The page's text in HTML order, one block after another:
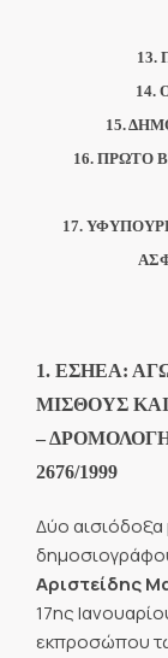
13.
14.
15.
16. ΠΡΩΤΟ
17.
1. ΕΣΗΕΑ:
ΜΙΣΘΟΥΣ
–
2676/1999
Δύο αισιόδοξα
Αριστείδης
17ης
εκπροσώπου